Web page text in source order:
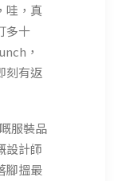
哇，真
多十
，
刻有返
服裝品
設計師
腳搵最